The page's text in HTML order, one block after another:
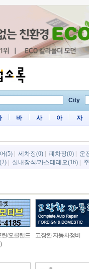
City
바 사 아 자
(5) 세차장(0) 폐차장(0)
운
실내장식/카스테레오(16)
란/오클랜드
고장환 자동차정비